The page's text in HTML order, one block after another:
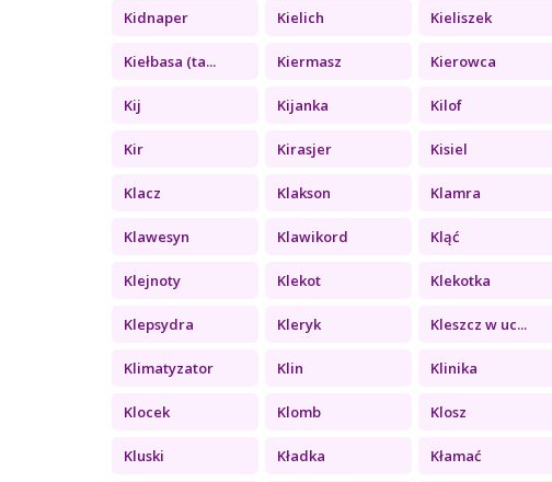
Kidnaper Kielich Kieliszek
Kiełbasa (ta... Kiermasz Kierowca
Kij Kijanka Kilof
Kir Kirasjer Kisiel
Klacz Klakson Klamra
Klawesyn Klawikord Kląć
Klejnoty Klekot Klekotka
Klepsydra Kleryk Kleszcz w uc...
Klimatyzator Klin Klinika
Klocek Klomb Klosz
Kluski Kładka Kłamać